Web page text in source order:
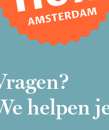
helpen